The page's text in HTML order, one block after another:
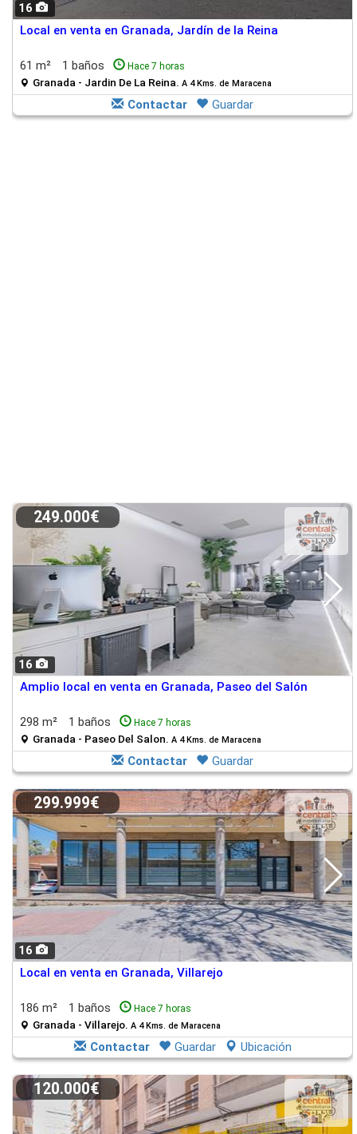
16
Local en venta en Granada, Jardín de la Reina
61 m² 1 baños Hace 7 horas
Granada - Jardin De La Reina. A 4 Kms. de Maracena
Contactar Guardar
16
249.000€
Amplio local en venta en Granada, Paseo del Salón
298 m² 1 baños Hace 7 horas
Granada - Paseo Del Salon. A 4 Kms. de Maracena
Contactar Guardar
16
299.999€
Local en venta en Granada, Villarejo
186 m² 1 baños Hace 7 horas
Granada - Villarejo. A 4 Kms. de Maracena
Contactar Guardar Ubicación
120.000€